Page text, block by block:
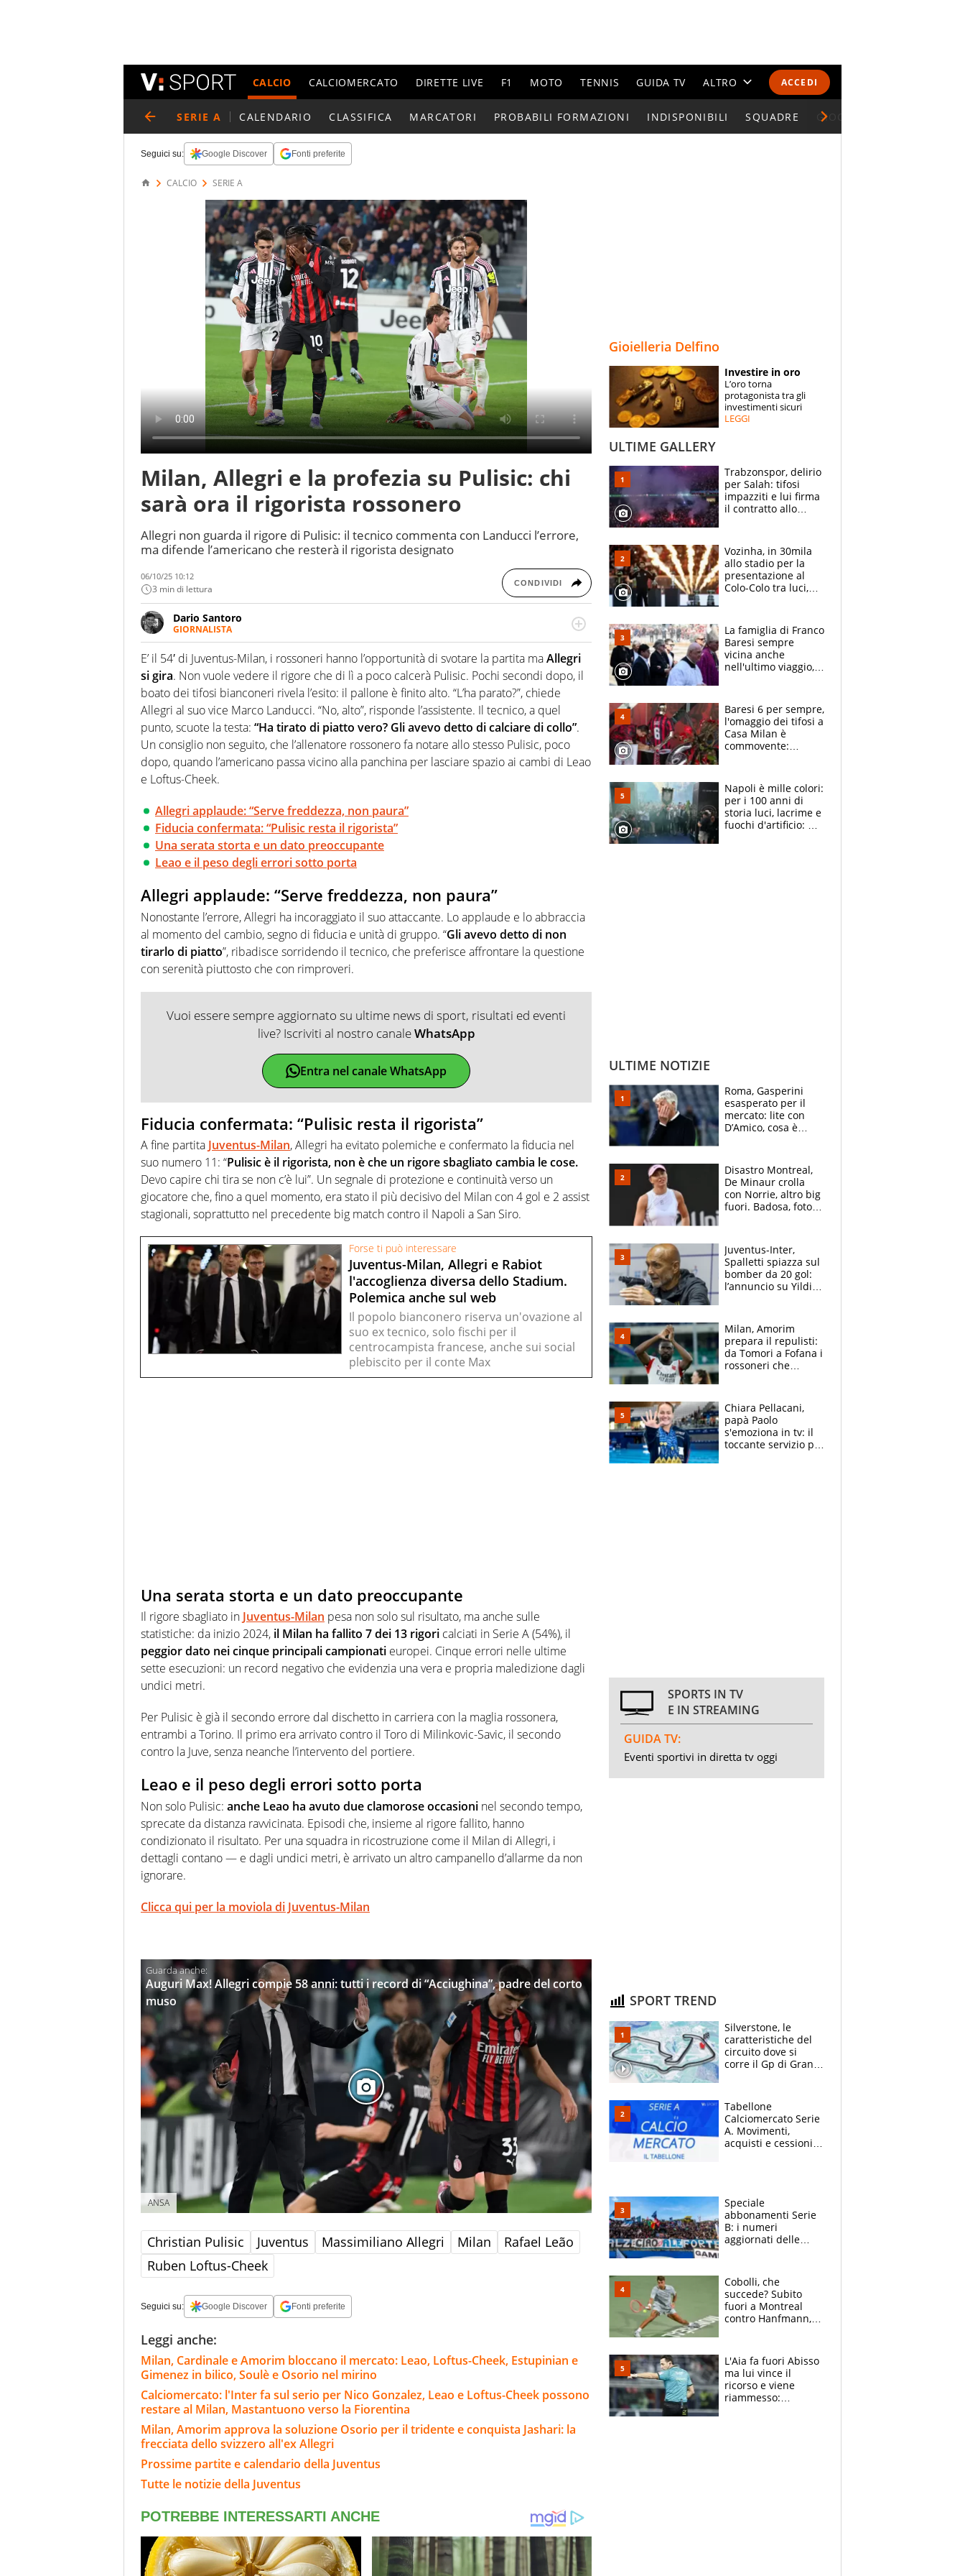
ACCEDI
CALCIO CALCIOMERCATO DIRETTE LIVE F1 MOTO TENNIS GUIDA TV ALTRO
CALENDARI E CLASSIFICHE
ESPERTI
CONTATTI
SERIE A CALENDARIO CLASSIFICA MARCATORI PROBABILI FORMAZIONI INDISPONIBILI SQUADRE GIOCATORI SERIE A
Seguici su: Google Discover Fonti preferite
CALCIO SERIE A
Milan, Allegri e la profezia su Pulisic: chi
sarà ora il rigorista rossonero
Allegri non guarda il rigore di Pulisic: il tecnico commenta con Landucci l’errore,
ma difende l’americano che resterà il rigorista designato
06/10/25 10:12
3 min di lettura CONDIVIDI
Dario Santoro
GIORNALISTA
Scrive, commenta, racconta lo sport in tutte le sfaccettature. Tocca l'apice quando ha
modo di concentrarsi sulle interviste ai grandi protagonisti
E’ il 54′ di Juventus-Milan, i rossoneri hanno l’opportunità di svotare la partita maAllegri
si gira. Non vuole vedere il rigore che di lì a poco calcerà Pulisic. Pochi secondi dopo, il
boato dei tifosi bianconeri rivela l’esito: il pallone è finito alto. “L’ha parato?”, chiede
Allegri al suo vice Marco Landucci. “No, alto”, risponde l’assistente. Il tecnico, a quel
punto, scuote la testa: “Ha tirato di piatto vero? Gli avevo detto di calciare di collo”.
Un consiglio non seguito, che l’allenatore rossonero fa notare allo stesso Pulisic, poco
dopo, quando l’americano passa vicino alla panchina per lasciare spazio ai cambi di Leao
e Loftus-Cheek.
Allegri applaude: “Serve freddezza, non paura”
Fiducia confermata: “Pulisic resta il rigorista”
Una serata storta e un dato preoccupante
Leao e il peso degli errori sotto porta
Allegri applaude: “Serve freddezza, non paura”
Nonostante l’errore, Allegri ha incoraggiato il suo attaccante. Lo applaude e lo abbraccia
al momento del cambio, segno di fiducia e unità di gruppo. “Gli avevo detto di non
tirarlo di piatto”, ribadisce sorridendo il tecnico, che preferisce affrontare la questione
con serenità piuttosto che con rimproveri.
Vuoi essere sempre aggiornato su ultime news di sport, risultati ed eventi
live? Iscriviti al nostro canaleWhatsApp
Entra nel canale WhatsApp
Fiducia confermata: “Pulisic resta il rigorista”
A fine partita Juventus-Milan, Allegri ha evitato polemiche e confermato la fiducia nel
suo numero 11: “Pulisic è il rigorista, non è che un rigore sbagliato cambia le cose.
Devo capire chi tira se non c’è lui”. Un segnale di protezione e continuità verso un
giocatore che, fino a quel momento, era stato il più decisivo del Milan con 4 gol e 2 assist
stagionali, soprattutto nel precedente big match contro il Napoli a San Siro.
Forse ti può interessare
Juventus-Milan, Allegri e Rabiot
l'accoglienza diversa dello Stadium.
Polemica anche sul web
Il popolo bianconero riserva un'ovazione al
suo ex tecnico, solo fischi per il
centrocampista francese, anche sui social
plebiscito per il conte Max
Una serata storta e un dato preoccupante
Il rigore sbagliato in Juventus-Milan pesa non solo sul risultato, ma anche sulle
statistiche: da inizio 2024, il Milan ha fallito 7 dei 13 rigori calciati in Serie A (54%), il
peggior dato nei cinque principali campionati europei. Cinque errori nelle ultime
sette esecuzioni: un record negativo che evidenzia una vera e propria maledizione dagli
undici metri.
Per Pulisic è già il secondo errore dal dischetto in carriera con la maglia rossonera,
entrambi a Torino. Il primo era arrivato contro il Toro di Milinkovic-Savic, il secondo
contro la Juve, senza neanche l’intervento del portiere.
Leao e il peso degli errori sotto porta
Non solo Pulisic: anche Leao ha avuto due clamorose occasioni nel secondo tempo,
sprecate da distanza ravvicinata. Episodi che, insieme al rigore fallito, hanno
condizionato il risultato. Per una squadra in ricostruzione come il Milan di Allegri, i
dettagli contano — e dagli undici metri, è arrivato un altro campanello d’allarme da non
ignorare.
Clicca qui per la moviola di Juventus-Milan
Auguri Max! Allegri compie 58 anni: tutti i record di “Acciughina”, padre del corto
muso
ANSA
Christian Pulisic Juventus Massimiliano Allegri Milan
Rafael Leão
Ruben Loftus-Cheek
Seguici su: Google Discover Fonti preferite
Leggi anche:
Milan, Cardinale e Amorim bloccano il mercato: Leao, Loftus-Cheek, Estupinian e
Gimenez in bilico, Soulè e Osorio nel mirino
Calciomercato: l'Inter fa sul serio per Nico Gonzalez, Leao e Loftus-Cheek possono
restare al Milan, Mastantuono verso la Fiorentina
Milan, Amorim approva la soluzione Osorio per il tridente e conquista Jashari: la
frecciata dello svizzero all'ex Allegri
Prossime partite e calendario della Juventus
Tutte le notizie della Juventus
Gioielleria Delfino
Investire in oro
L’oro torna
protagonista tra gli
investimenti sicuri
LEGGI
ULTIME GALLERY
Trabzonspor, delirio
per Salah: tifosi
impazziti e lui firma
il contratto allo
Vozinha, in 30mila
allo stadio per la
presentazione al
Colo-Colo tra luci,
La famiglia di Franco
Baresi sempre
vicina anche
nell'ultimo viaggio,
circondati
dall'affetto dei tifosi
Baresi 6 per sempre,
l'omaggio dei tifosi a
Casa Milan è
commovente:
bigliettini
Napoli è mille colori:
per i 100 anni di
storia luci, lacrime e
fuochi d'artificio: De
ULTIME NOTIZIE
Roma, Gasperini
esasperato per il
mercato: lite con
D’Amico, cosa è
Disastro Montreal,
De Minaur crolla
con Norrie, altro big
fuori. Badosa, foto
Juventus-Inter,
Spalletti spiazza sul
bomber da 20 gol:
l’annuncio su Yildiz
Milan, Amorim
prepara il repulisti:
da Tomori a Fofana i
rossoneri che
Chiara Pellacani,
papà Paolo
s'emoziona in tv: il
toccante servizio per
SPORTS IN TV
E IN STREAMING
GUIDA TV:
Eventi sportivi in diretta tv oggi
SPORT TREND
Silverstone, le
caratteristiche del
circuito dove si
corre il Gp di Gran
Tabellone
Calciomercato Serie
A. Movimenti,
acquisti e cessioni:
Speciale
abbonamenti Serie
B: i numeri
aggiornati delle
Cobolli, che
succede? Subito
fuori a Montreal
contro Hanfmann,
L'Aia fa fuori Abisso
ma lui vince il
ricorso e viene
riammesso: